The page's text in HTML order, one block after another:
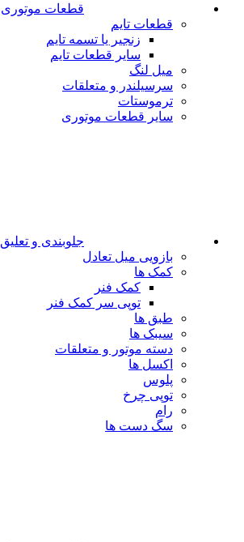
قطعات موتوری
قطعات تایم
زنجیر یا تسمه تایم
سایر قطعات تایم
میل لنگ
سرسیلندر و متعلقات
ترموستات
سایر قطعات موتوری
جلوبندی و تعلیق
بازویی میل تعادل
کمک ها
کمک فنر
توپی سر کمک فنر
طبق ها
سیبک ها
دسته موتور و متعلقات
اکسل ها
پلوس
توپی چرخ
رام
سگ دست ها